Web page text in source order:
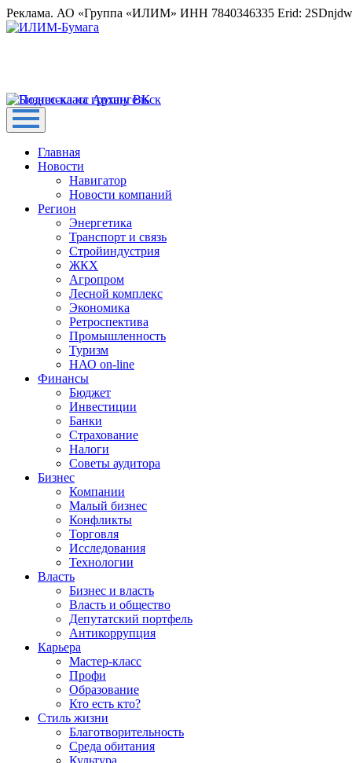
Реклама. АО «Группа «ИЛИМ» ИНН 7840346335 Erid:
Главная
Новости
Навигатор
Новости компаний
Регион
Энергетика
Транспорт и связь
Стройиндустрия
ЖКХ
Агропром
Лесной комплекс
Экономика
Ретроспектива
Промышленность
Туризм
НАО on-line
Финансы
Бюджет
Инвестиции
Банки
Страхование
Налоги
Советы аудитора
Бизнес
Компании
Малый бизнес
Конфликты
Торговля
Исследования
Технологии
Власть
Бизнес и власть
Власть и общество
Депутатский портфель
Антикоррупция
Карьера
Мастер-класс
Профи
Образование
Кто есть кто?
Стиль жизни
Благотворительность
Среда обитания
Культура